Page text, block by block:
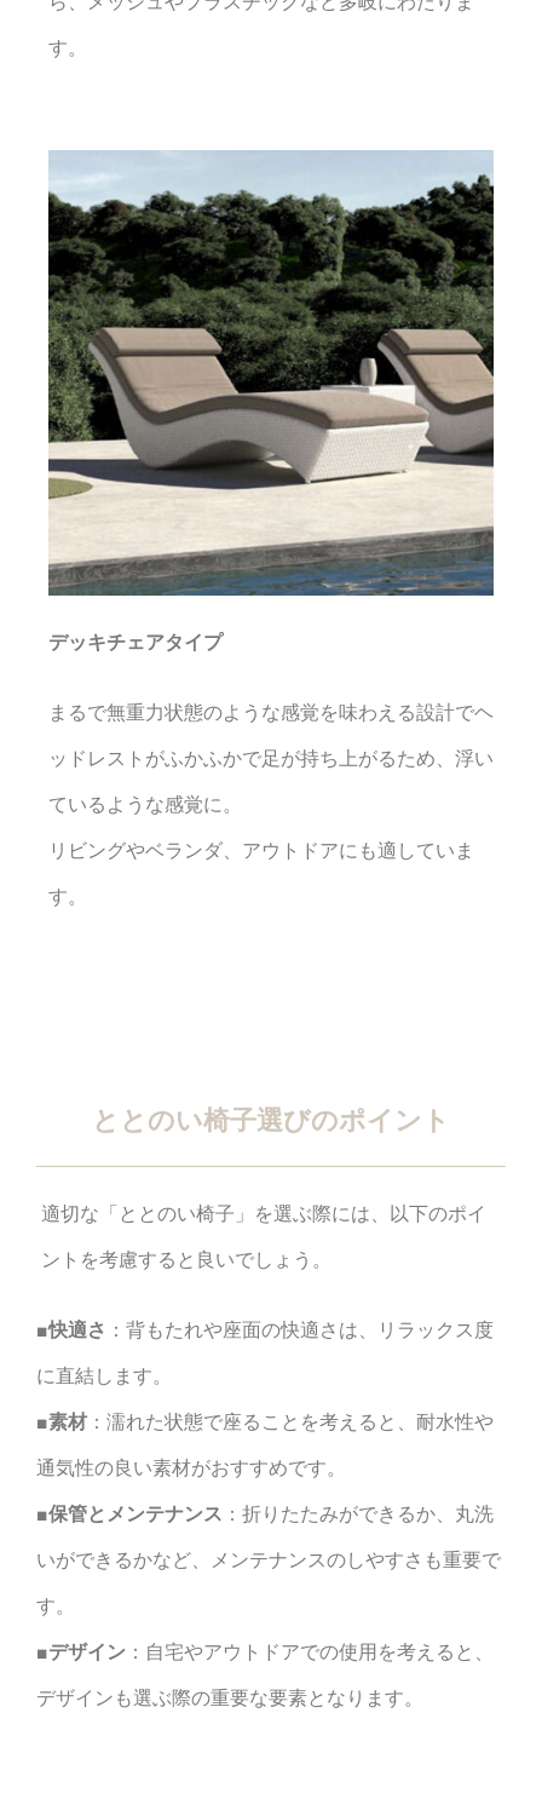
す。
デッキチェアタイプ
まるで無重力状態のような感覚を味わえる設計でヘ
ッドレストがふかふかで足が持ち上がるため、浮い
ているような感覚に。
リビングやベランダ、アウトドアにも適していま
す。
ととのい椅子選びのポイント
適切な「ととのい椅子」を選ぶ際には、以下のポイ
ントを考慮すると良いでしょう。
■快適さ ：背もたれや座面の快適さは、リラックス度
に直結します。
■素材 ：濡れた状態で座ることを考えると、耐水性や
通気性の良い素材がおすすめです。
■保管とメンテナンス ：折りたたみができるか、丸洗
いができるかなど、メンテナンスのしやすさも重要で
す。
■デザイン ：自宅やアウトドアでの使用を考えると、
デザインも選ぶ際の重要な要素となります。